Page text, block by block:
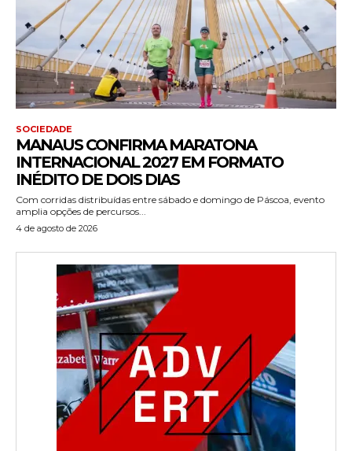
SOCIEDADE
MANAUS CONFIRMA MARATONA
INTERNACIONAL 2027 EM FORMATO
INÉDITO DE DOIS DIAS
Com corridas distribuídas entre sábado e domingo de Páscoa, evento
amplia opções de percursos...
4 de agosto de 2026